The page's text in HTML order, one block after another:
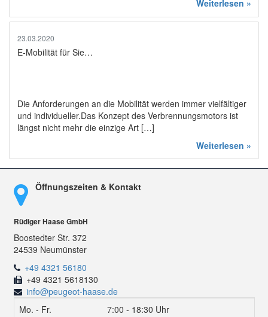
Weiterlesen »
23.03.2020
E-Mobilität für Sie…
Die Anforderungen an die Mobilität werden immer vielfältiger
und individueller.Das Konzept des Verbrennungsmotors ist
längst nicht mehr die einzige Art […]
Weiterlesen »
Öffnungszeiten & Kontakt
Rüdiger Haase GmbH
Boostedter Str. 372
24539 Neumünster
+49 4321 56180
+49 4321 5618130
info@peugeot-haase.de
Mo. - Fr.
7:00 - 18:30 Uhr